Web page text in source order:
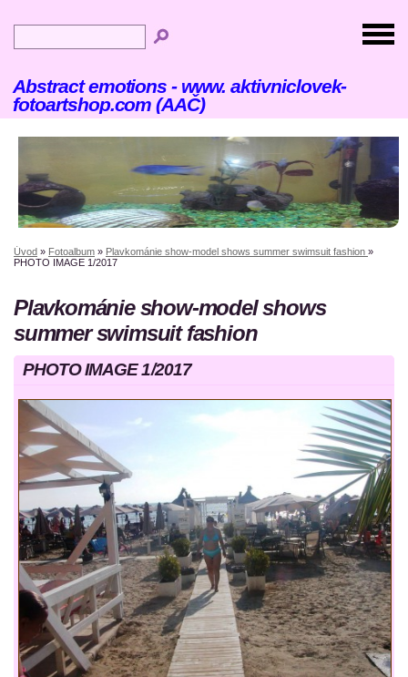
Abstract emotions - www. aktivniclovek-
fotoartshop.com (AAČ)
Úvod » Fotoalbum » Plavkománie show-model shows summer swimsuit fashion »
PHOTO IMAGE 1/2017
Plavkománie show-model shows
summer swimsuit fashion
PHOTO IMAGE 1/2017